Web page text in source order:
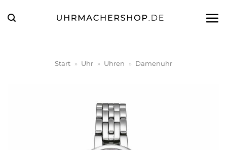
Inhalt
Start » Uhr » Uhren » Damenuhr